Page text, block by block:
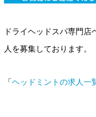
ドライヘッドスパ専門
人を募集しております。
「 ヘッドミントの求人一